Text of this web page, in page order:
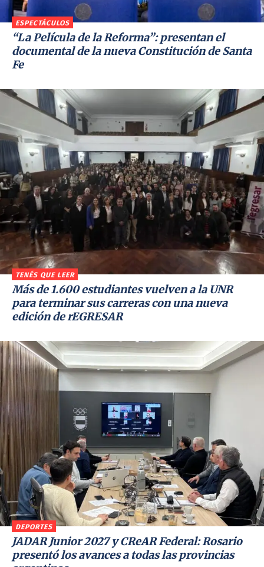
ESPECTÁCULOS
“La Película de la Reforma”: presentan el
documental de la nueva Constitución de Santa
Fe
TENÉS QUE LEER
Más de 1.600 estudiantes vuelven a la UNR
para terminar sus carreras con una nueva
edición de rEGRESAR
DEPORTES
JADAR Junior 2027 y CReAR Federal: Rosario
presentó los avances a todas las provincias